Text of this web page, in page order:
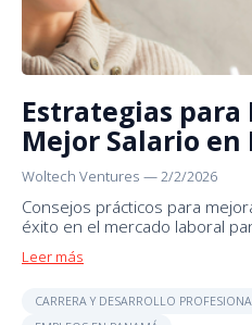
Estrategias para
Mejor Salario en
Woltech Ventures —2/2/2026
Consejos prácticos para
éxito en el mercado laboral
Leer más
CARRERA Y DESARROLLO